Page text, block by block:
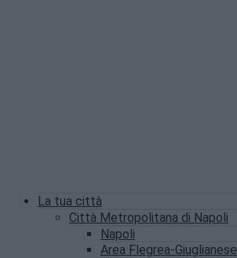
La tua città
Città Metropolitana di Napoli
Napoli
Area Flegrea-Giuglianese